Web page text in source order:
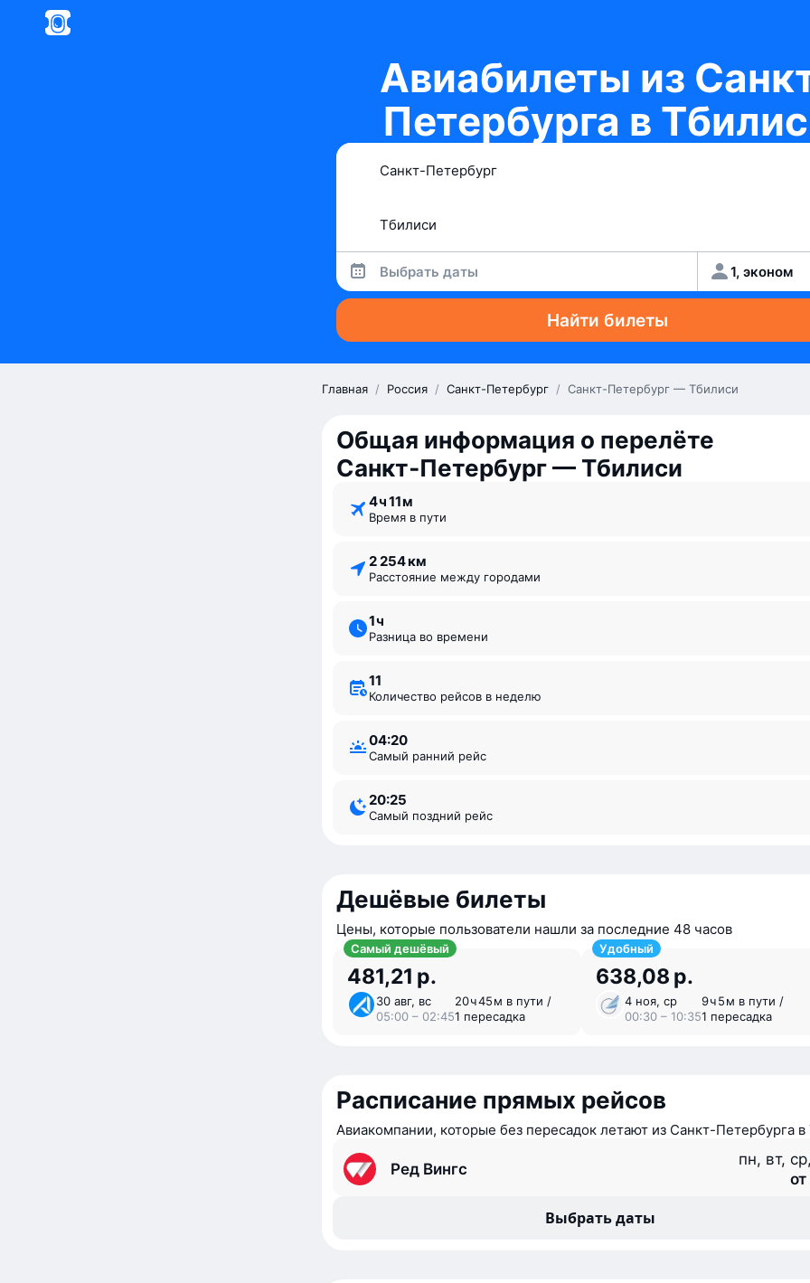
Авиабилеты из
Петербурга в
Выбрать даты 1, эконом
Найти билеты
Главная / Россия / Санкт-Петербург / Санкт-Петербург — Тбилиси
Общая информация о перелёте
Санкт‑Петербург — Тбилиси
4 ⁠ч 11 ⁠м
Время в пути
2 254 км
Расстояние между городами
1 ⁠ч
Разница во времени
11
Количество рейсов в неделю
04:20
Самый ранний рейс
20:25
Самый поздний рейс
Дешёвые билеты
Цены, которые пользователи нашли за последние 48 часов
Самый дешёвый
481,21 р.
30 авг, вс
05:00 – 02:45
20 ⁠ч 45 ⁠м в пути /
1 пересадка
Удобный
638,08 р.
4 ноя, ср
00:30 – 10:35
9 ⁠ч 5 ⁠м в пути /
1 пересадка
Расписание прямых рейсов
Авиакомпании, которые без пересадок летают из Санкт-Петербурга
Ред Вингс
пн, вт,
Выбрать даты